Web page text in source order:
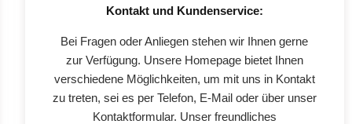
Kontakt und Kundenservice:
Bei Fragen oder Anliegen stehen wir Ihnen gerne
zur Verfügung. Unsere Homepage bietet Ihnen
verschiedene Möglichkeiten, um mit uns in Kontakt
zu treten, sei es per Telefon, E-Mail oder über unser
Kontaktformular. Unser freundliches